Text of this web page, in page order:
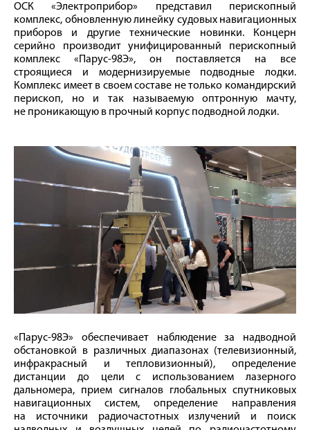
ОСК «Электроприбор» представил перископный
комплекс, обновленную линейку судовых навигационных
приборов и другие технические новинки. Концерн
серийно производит унифицированный перископный
комплекс «Парус-98Э», он поставляется на все
строящиеся и модернизируемые подводные лодки.
Комплекс имеет в своем составе не только командирский
перископ, но и так называемую оптронную мачту,
не проникающую в прочный корпус подводной лодки.
«Парус-98Э» обеспечивает наблюдение за надводной
обстановкой в различных диапазонах (телевизионный,
инфракрасный и тепловизионный), определение
дистанции до цели с использованием лазерного
дальномера, прием сигналов глобальных спутниковых
навигационных систем, определение направления
на источники радиочастотных излучений и поиск